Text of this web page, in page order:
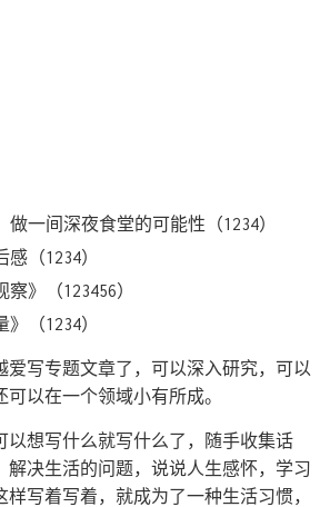
做一间深夜食堂的可能性（1234）
（1234）
》（123456）
（1234）
爱写专题文章了，可以深入研究，可以
以在一个领域小有所成。
以想写什么就写什么了，随手收集话
解决生活的问题，说说人生感怀，学习
样写着写着，就成为了一种生活习惯，